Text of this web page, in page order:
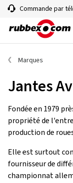
Commande par
Marques
Jantes
Fondée en 1979
propriété de
production de
Elle est surtout
fournisseur de
championnat